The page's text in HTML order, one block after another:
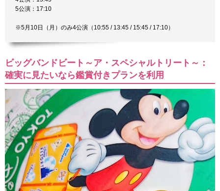
5公演：17:10
※5月10日（月）のみ4公演（10:55 / 13:45 / 15:45 / 17:10）
ビッグバンドビート～ア・スペシャルトリート～：
確実に見たいなら鑑賞付きプランを利用